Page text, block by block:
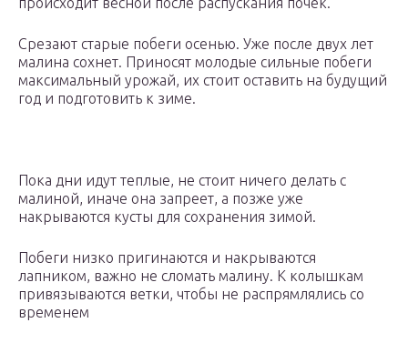
Срезают старые побеги осенью. Уже после двух лет
малина сохнет. Приносят молодые сильные побеги
максимальный урожай, их стоит оставить на будущий
год и подготовить к зиме.
Пока дни идут теплые, не стоит ничего делать с
малиной, иначе она запреет, а позже уже
накрываются кусты для сохранения зимой.
Побеги низко пригинаются и накрываются
лапником, важно не сломать малину. К колышкам
привязываются ветки, чтобы не распрямлялись со
временем